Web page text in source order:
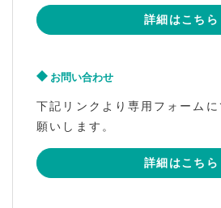
詳細はこちら
お問い合わせ
下記リンクより専用フォーム
願いします。
詳細はこちら